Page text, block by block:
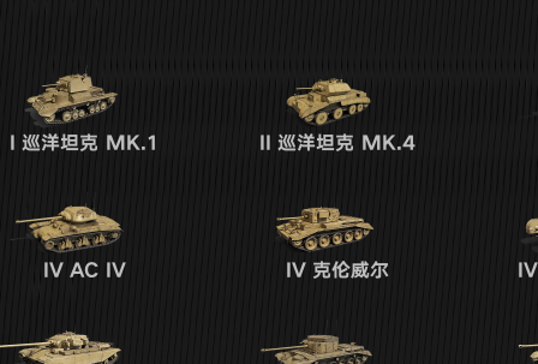
I 巡洋坦克 MK.1 II 巡洋坦克 MK.4
IV AC IV IV 克伦威尔 IV